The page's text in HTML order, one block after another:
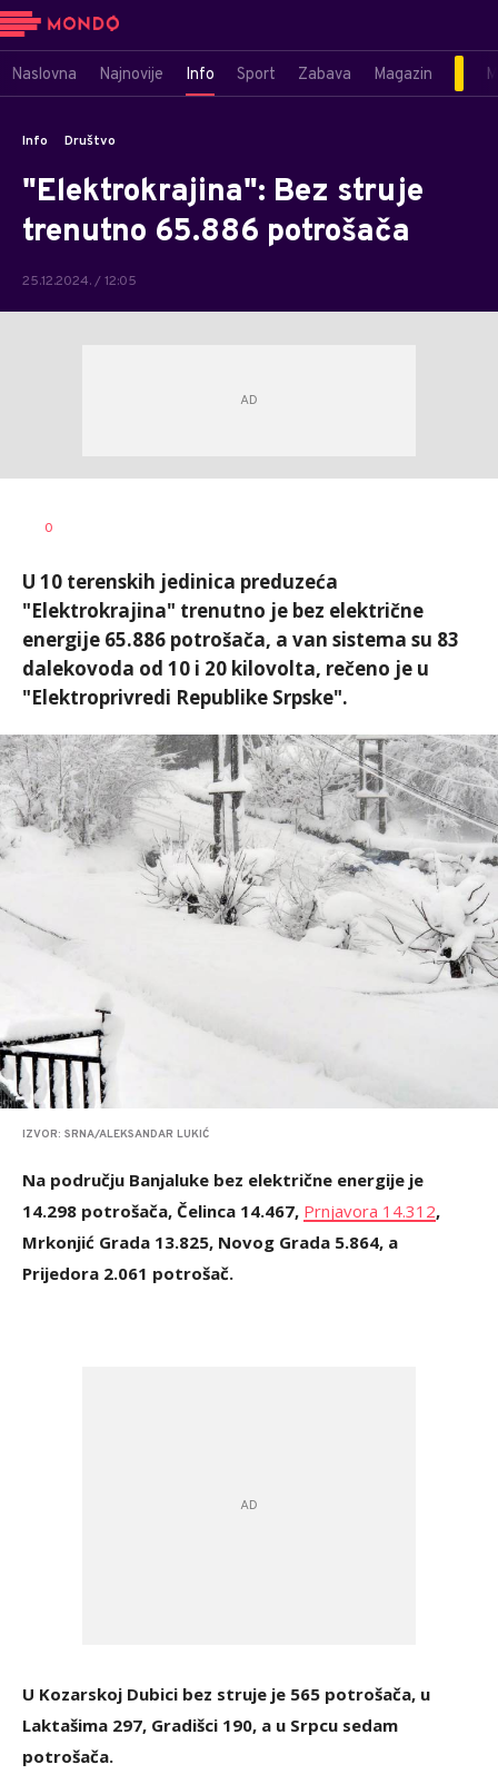
Naslovna Najnovije Info Sport Zabava Magazin
Info Društvo
"Elektrokrajina": Bez struje
trenutno 65.886 potrošača
25.12.2024. / 12:05
AUTOR
0
U 10 terenskih jedinica preduzeća
"Elektrokrajina" trenutno je bez električne
energije 65.886 potrošača, a van sistema su 83
dalekovoda od 10 i 20 kilovolta, rečeno je u
"Elektroprivredi Republike Srpske".
IZVOR: SRNA/ALEKSANDAR LUKIĆ
Na području Banjaluke bez električne energije je
14.298 potrošača, Čelinca 14.467, Prnjavora 14.312,
Mrkonjić Grada 13.825, Novog Grada 5.864, a
Prijedora 2.061 potrošač.
U Kozarskoj Dubici bez struje je 565 potrošača, u
Laktašima 297, Gradišci 190, a u Srpcu sedam
potrošača.